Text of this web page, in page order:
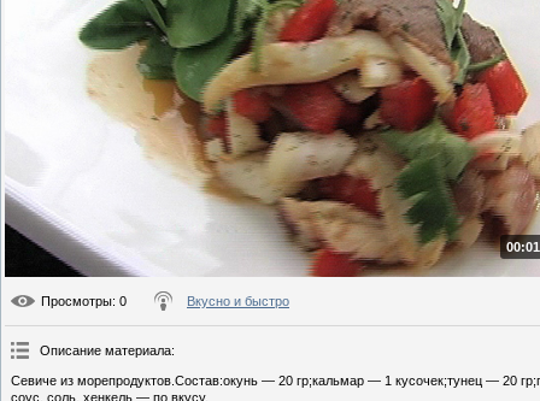
Просмотры: 0 Вкусно и быстро
Описание материала:
Севиче из морепродуктов.Состав:окунь — 20 гр;кальмар — 1 кусочек;тунец — 20
соус, соль, хенкель — по вкусу.